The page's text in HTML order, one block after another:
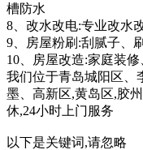
槽防水
8、改水改电:专业改水
9、房屋粉刷:刮腻子、
10、房屋改造:家庭装修
我们位于青岛城阳区、
墨、高新区,黄岛区,胶
休,24小时上门服务
以下是关键词,请忽略